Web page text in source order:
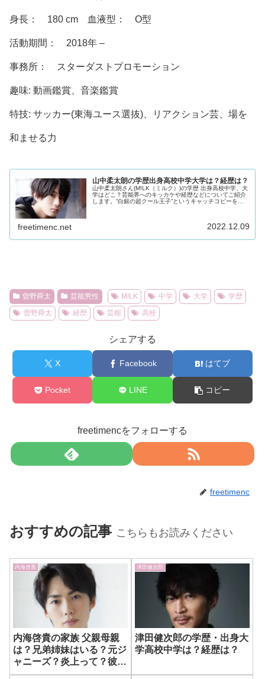
身長： 180 cm 血液型： O型
活動期間： 2018年 –
事務所： スターダストプロモーション
趣味: 動画鑑賞、音楽鑑賞
特技: サッカー(東海ユース選抜)、リアクション芸、場を
和ませる力
山中柔太朗の学歴出身高校中学大学は？経歴は？
山中柔太朗さん(M!LK（ミルク）)の学歴 出身高校中学、大
学はどこ？芸能界へのキッカケや経歴などについてご紹介
します。“白銀の超クール王子”というキャッチコピーを持
freetimenc.net 2022.12.09
曽野舜太 芸能男性 M!LK 中学 大学
学歴
曽野舜太
経歴 芸能 高校
シェアする
X Facebook はてブ
Pocket LINE コピー
freetimencをフォローする
freetimenc
おすすめの記事 こちらもお読みください
内海啓貴
内海啓貴の家族 父親母親
は？兄弟姉妹はいる？元ジ
ャニーズ？炎上って？彼女
はありさ？
津田健次郎
津田健次郎の学歴・出身大
学高校中学は？経歴は？